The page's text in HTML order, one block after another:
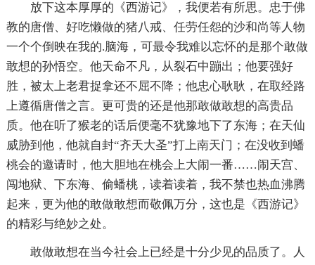
放下这本厚厚的《西游记》，我便若有所思。忠于佛
教的唐僧、好吃懒做的猪八戒、任劳任怨的沙和尚等人物
一个个倒映在我的.脑海，可最令我难以忘怀的是那个敢做
敢想的孙悟空。他天命不凡，从裂石中蹦出；他要强好
胜，被太上老君捉拿还不屈不降；他忠心耿耿，在取经路
上遵循唐僧之言。更可贵的还是他那敢做敢想的高贵品
质。他在听了猴老的话后便毫不犹豫地下了东海；在天仙
威胁到他，他就自封“齐天大圣”打上南天门；在没收到蟠
桃会的邀请时，他大胆地在桃会上大闹一番……闹天宫、
闯地狱、下东海、偷蟠桃，读着读着，我不禁也热血沸腾
起来，更为他的敢做敢想而敬佩万分，这也是《西游记》
的精彩与绝妙之处。
敢做敢想在当今社会上已经是十分少见的品质了。人